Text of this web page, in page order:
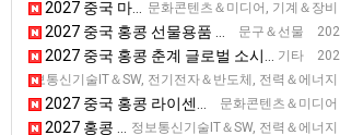
문화콘텐츠＆미디어, 기계＆장
2027 중국 마카오 게임 전시회
문구＆선물
2027 중국 홍콩 선물용품 전시회
기타
2027 중국 홍콩 춘계 글로벌 소시스 스포츠 앤 아웃도어 전시회
정보통신기술IT＆SW, 전기전자＆반도체, 전력＆에
2027 홍콩 춘계 전자 전시회 [Hong Kong
문화콘텐츠＆미디
2027 중국 홍콩 라이센싱 전시회
정보통신기술IT＆SW, 전력＆에너
2027 홍콩 이노엑스 혁신기술 전시회 [이노엑스]